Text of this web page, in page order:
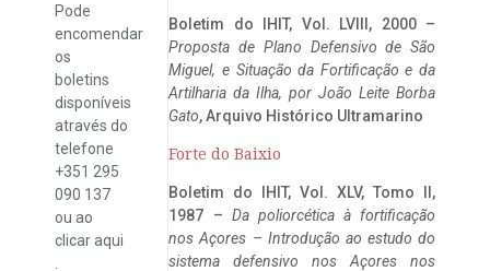
Pode
encomendar
os
boletins
disponíveis
através do
telefone
+351 295
090 137
ou ao
clicaraqui
Boletim do IHIT, Vol. LVIII, 2000 –
Proposta de Plano Defensivo de São
Miguel, e Situação da Fortificação e da
Artilharia da Ilha, por João Leite Borba
Gato, Arquivo Histórico Ultramarino
Forte do Baixio
Boletim do IHIT, Vol. XLV, Tomo II,
1987 – Da poliorcética à fortificação
nos Açores – Introdução ao estudo do
sistema defensivo nos Açores nos